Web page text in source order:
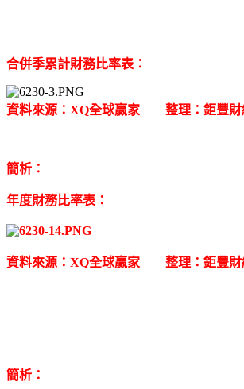
合併季累計財務比率表：
資料來源：XQ全球贏家 整理：鉅豐財
簡析：
年度財務比率表：
資料來源：XQ全球贏家 整理：鉅豐財
簡析：